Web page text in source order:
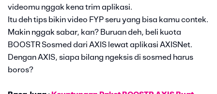
videomu nggak kena trim aplikasi.
Itu deh tips bikin video FYP seru yang bisa kamu contek.
Makin nggak sabar, kan? Buruan deh, beli kuota
BOOSTR Sosmed dari AXIS lewat aplikasi AXISNet.
Dengan AXIS, siapa bilang ngeksis di sosmed harus
boros?